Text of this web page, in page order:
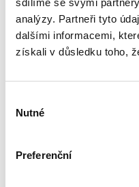
sdílíme se svými
analýzy. Partneři tyto
dalšími informacemi,
získali v důsledku toho,
souhlasu
Nutné
Preferenční